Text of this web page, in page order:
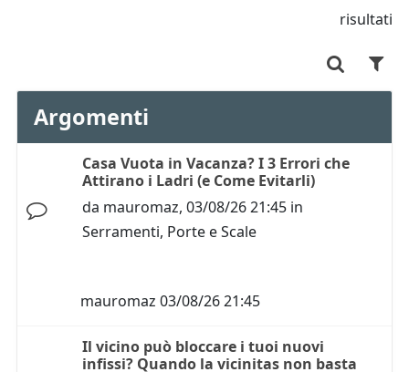
risultati
Argomenti
Casa Vuota in Vacanza? I 3 Errori che
Attirano i Ladri (e Come Evitarli)
da mauromaz, 03/08/26 21:45 in
Serramenti, Porte e Scale
mauromaz 03/08/26 21:45
Il vicino può bloccare i tuoi nuovi
infissi? Quando la vicinitas non basta